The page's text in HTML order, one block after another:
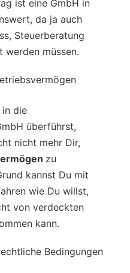
ist eine GmbH in
da ja auch
Steuerberatung
werden müssen.
in die
überführst,
nicht mehr Dir,
zu
kannst Du mit
wie Du willst,
von verdeckten
kann.
Bedingungen